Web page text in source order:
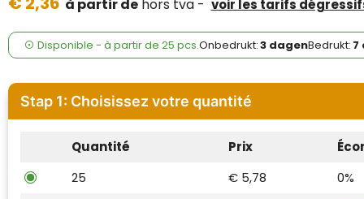
Fresh 'n Rebel
GolfOriginals
James Harvest
Kingcap
à partir dehors tva - voir les tarifs
Disponible - à partir de 25 pcs.Onbedrukt:3 dagenBedrukt: 7
Stap 1: Choisissez votre quantité
Quantité Prix
25
€ 5,78
0%